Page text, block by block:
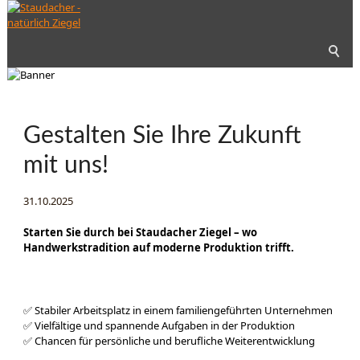
Gestalten Sie Ihre Zukunft
mit uns!
31.10.2025
Starten Sie durch bei Staudacher Ziegel – wo
Handwerkstradition auf moderne Produktion trifft.
✅ Stabiler Arbeitsplatz in einem familiengeführten Unternehmen
✅ Vielfältige und spannende Aufgaben in der Produktion
✅ Chancen für persönliche und berufliche Weiterentwicklung